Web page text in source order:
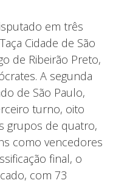
em três
Cidade de São
de Ribeirão Preto,
A segunda
de São Paulo,
turno, oito
grupos de quatro,
como vencedores
final, o
com 73